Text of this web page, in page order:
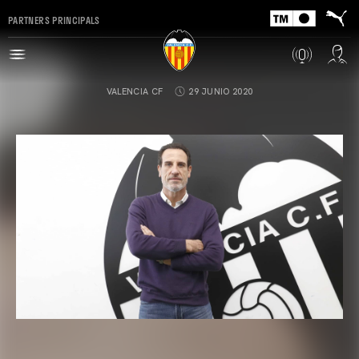
PARTNERS PRINCIPALS
VALENCIA CF 29 JUNIO 2020